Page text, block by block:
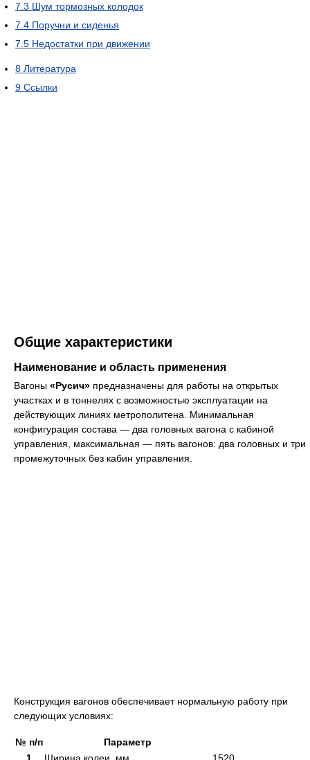
7.3 Шум тормозных колодок
7.4 Поручни и сиденья
7.5 Недостатки при движении
8 Литература
9 Ссылки
Общие характеристики
Наименование и область применения
Вагоны «Русич» предназначены для работы на открытых
участках и в тоннелях с возможностью эксплуатации на
действующих линиях метрополитена. Минимальная
конфигурация состава — два головных вагона с кабиной
управления, максимальная — пять вагонов: два головных и три
промежуточных без кабин управления.
Конструкция вагонов обеспечивает нормальную работу при
следующих условиях:
№ п/п
Параметр